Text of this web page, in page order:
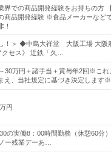
界での商品開発経験をお持ちの方
商品開発経験 ※食品メーカーなど
！
！＞ ◆中島大祥堂 大阪工場 大阪
セス》 近鉄「久…
30万円＋諸手当＋賞与年2回※これ
え、当社規定に基づき決定します
円
の実働8：00時間勤務（休憩60分
ー残業デーあ…